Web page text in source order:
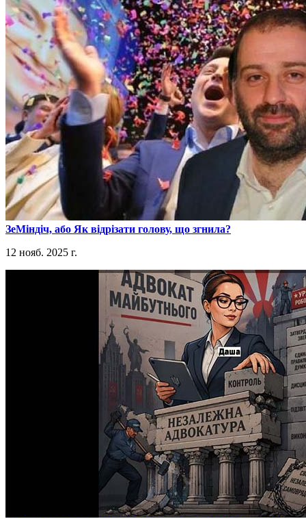
​ЗеМіндіч, або Як відрізати голову, що згнила?
12 нояб. 2025 г.